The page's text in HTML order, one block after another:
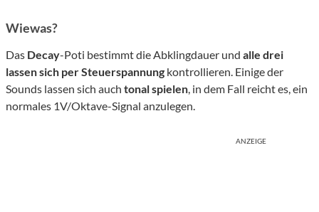
Wiewas?
Das Decay-Poti bestimmt die Abklingdauer und alle drei
lassen sich per Steuerspannung kontrollieren. Einige der
Sounds lassen sich auch tonalspielen, in dem Fall reicht es, ein
normales 1V/Oktave-Signal anzulegen.
ANZEIGE